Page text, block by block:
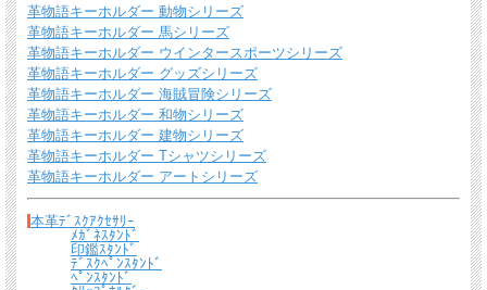
宅配便 650円から
革物語キーホルダー 動物シリーズ
革物語キーホルダー 馬シリーズ
革物語キーホルダー ウインタースポーツシリーズ
革物語キーホルダー グッズシリーズ
革物語キーホルダー 海賊冒険シリーズ
革物語キーホルダー 和物シリーズ
革物語キーホルダー 建物シリーズ
革物語キーホルダー Tシャツシリーズ
革物語キーホルダー アートシリーズ
本革ﾃﾞｽｸｱｸｾｻﾘｰ
ﾒｶﾞﾈｽﾀﾝﾄﾞ
印鑑ｽﾀﾝﾄﾞ
ﾃﾞｽｸﾍﾟﾝｽﾀﾝﾄﾞ
ﾍﾟﾝｽﾀﾝﾄﾞ